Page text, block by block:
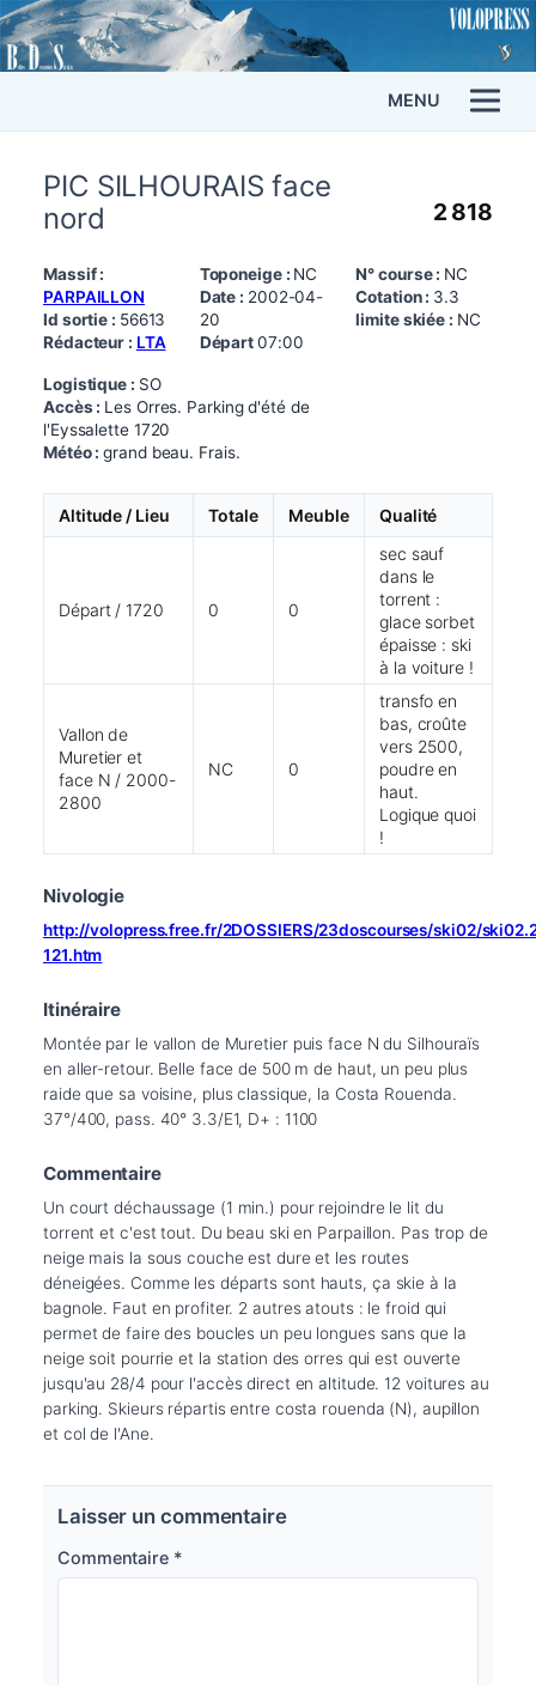
MENU
PIC SILHOURAIS face
nord
2 818
Massif :
PARPAILLON
Id sortie : 56613
Rédacteur : LTA
Toponeige : NC
Date : 2002-04-
20
Départ07:00
N° course : NC
Cotation : 3.3
limite skiée : NC
Logistique : SO
Accès : Les Orres. Parking d'été de
l'Eyssalette 1720
Météo :grand beau. Frais.
Altitude / Lieu Totale Meuble Qualité
Départ / 1720 0 0
sec sauf
dans le
torrent :
glace sorbet
épaisse : ski
à la voiture !
Vallon de
Muretier et
face N / 2000-
2800
NC 0
transfo en
bas, croûte
vers 2500,
poudre en
haut.
Logique quoi
!
Nivologie
http://volopress.free.fr/2DOSSIERS/23doscourses/ski02/
121.htm
Itinéraire
Montée par le vallon de Muretier puis face N du Silhouraïs
en aller-retour. Belle face de 500 m de haut, un peu plus
raide que sa voisine, plus classique, la Costa Rouenda.
37°/400, pass. 40° 3.3/E1, D+ : 1100
Commentaire
Un court déchaussage (1 min.) pour rejoindre le lit du
torrent et c'est tout. Du beau ski en Parpaillon. Pas trop de
neige mais la sous couche est dure et les routes
déneigées. Comme les départs sont hauts, ça skie à la
bagnole. Faut en profiter. 2 autres atouts : le froid qui
permet de faire des boucles un peu longues sans que la
neige soit pourrie et la station des orres qui est ouverte
jusqu'au 28/4 pour l'accès direct en altitude. 12 voitures au
parking. Skieurs répartis entre costa rouenda (N), aupillon
et col de l'Ane.
Laisser un commentaire
Commentaire *